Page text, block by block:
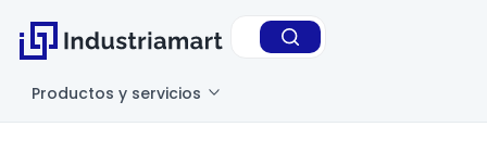
Productos y servicios